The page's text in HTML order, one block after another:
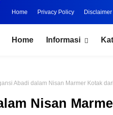
Home Privacy Policy Disclaimer
Home Informasi
Abadi dalam Nisan Marmer Kotak
Nisan